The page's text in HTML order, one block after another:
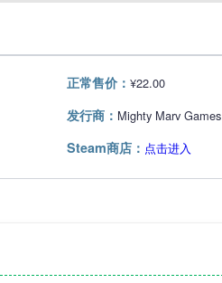
正常售价： ¥22.00
发行商： Mighty Marv Games
Steam商店： 点击进入